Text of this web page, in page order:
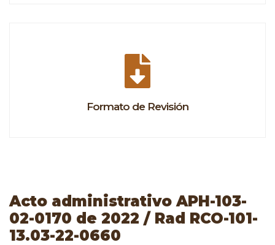
Formato de Revisión
Acto administrativo APH-103-
02-0170 de 2022 / Rad RCO-101-
13.03-22-0660